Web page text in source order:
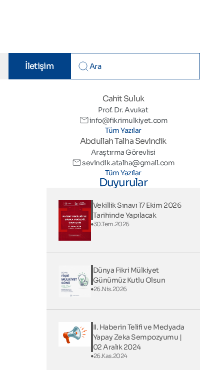
İletişim
Cahit Suluk
Prof. Dr. Avukat
info@fikrimulkiyet.com
Tüm Yazılar
Abdullah Talha Sevindik
Araştırma Görevlisi
sevindik.atalha@gmail.com
Tüm Yazılar
Duyurular
Vekillik Sınavı 17 Ekim 2026
Tarihinde Yapılacak
30.Tem.2026
Dünya Fikri Mülkiyet
Günümüz Kutlu Olsun
26.Nis.2026
II. Haberin Telifi ve Medyada
Yapay Zeka Sempozyumu |
02 Aralık 2024
26.Kas.2024